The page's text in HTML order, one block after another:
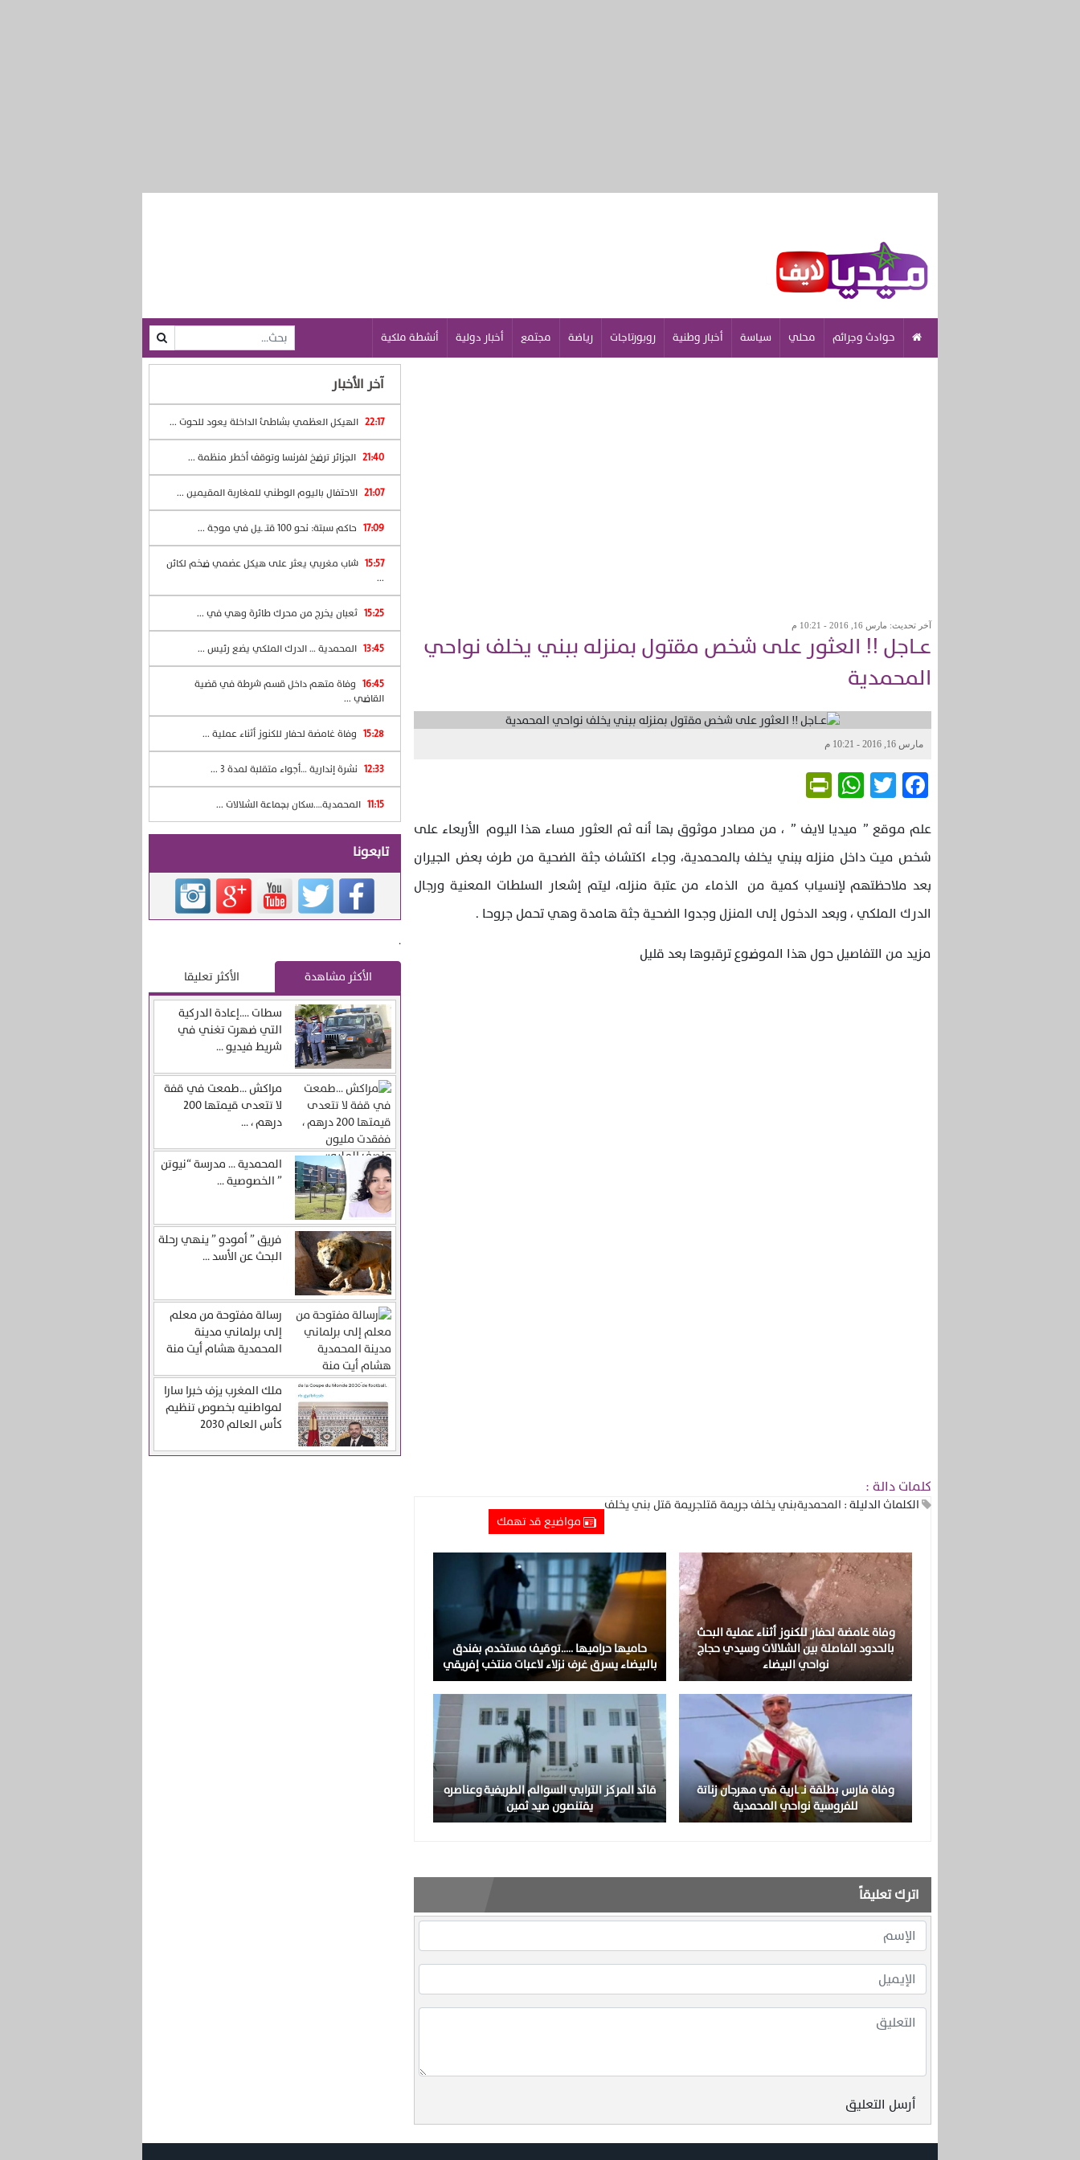
حوادث وجرائم محلي سياسة أخبار وطنية روبورتاجات رياضة مجتمع أخبار دولية أنشطة ملكية
آخر تحديث: مارس 16, 2016 - 10:21 م
عــاجل !! العثور على شخص مقتول بمنزله ببني يخلف نواحي
المحمدية
مارس 16, 2016 - 10:21 م
Facebook
Twitter
WhatsApp
علم موقع ” ميديا لايف ” ، من مصادر موثوق بها أنه ثم العثور مساء هذا اليوم الأربعاء على
شخص ميت داخل منزله ببني يخلف بالمحمدية، وجاء اكتشاف جثة الضحية من طرف بعض الجيران
بعد ملاحظتهم لإنسياب كمية من الذماء من عتبة منزله، ليتم إشعار السلطات المعنية ورجال
الدرك الملكي ، وبعد الدخول إلى المنزل وجدوا الضحية جثة هامدة وهي تحمل جروحا .
مزيد من التفاصيل حول هذا الموضوع ترقبوها بعد قليل
كلمات دالة :
الكلماث الدليلة : المحمديةبني يخلف جريمة قتلجريمة قتل بني يخلف
مواضيع قد تهمك
وفاة غامضة لحفار للكنوز أثناء عملية البحث
بالحدود الفاصلة بين الشلالات وسيدي حجاج
نواحي البيضاء
حاميها حراميها …..توقيف مستخدم بفندق
بالبيضاء يسرق غرف نزلاء لاعبات منتخب إفريقي
وفاة فارس بطلقة نـ ـارية في مهرجان زناتة
للفروسية نواحي المحمدية
قائد المركز الترابي السوالم الطريفية وعناصره
يقتنصون صيد ثمين
اترك تعليقاً
أرسل التعليق
آخر الأخبار
22:17 الهيكل العظمي بشاطئ الداخلة يعود للحوت ...
21:40 الجزائر ترضخ لفرنسا وتوقف أخطر منظمة ...
21:07 الاحتفال باليوم الوطني للمغاربة المقيمين ...
17:09 حاكم سبتة: نحو 100 قتــ ـيل في موجة ...
15:57 شاب مغربي يعثر على هيكل عضمي ضخم لكائن
...
15:25 ثعبان يخرج من محرك طائرة وهي في ...
13:45 المحمدية … الدرك الملكي يضع رئيس ...
16:45 وفاة متهم داخل قسم شرطة في قضية
القاضي ...
15:28 وفاة غامضة لحفار للكنوز أثناء عملية ...
12:33 نشرة إندارية …أجواء متقلبة لمدة 3 ...
11:15 المحمدية….سكان بجماعة الشلالات ...
تابعونا
.
الأكثر مشاهدة
الأكثر تعليقا
سطات ….إعادة الدركية
التي ضهرت تغني في
شريط فيديو ...
مراكش …طمعت في قفة
لا تتعدى قيمتها 200
درهم ، ...
المحمدية … مدرسة “نيوتن
” الخصوصية ...
فريق ” أمودو ” ينهي رحلة
البحث عن الأسد ...
رسالة مفتوحة من معلم
إلى برلماني مدينة
المحمدية هشام أيت منة
ملك المغرب يزف خبرا سارا
لمواطنيه بخصوص تنظيم
كأس العالم 2030